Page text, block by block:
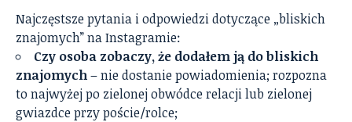
Najczęstsze pytania i odpowiedzi dotyczące „bliskich
znajomych” na Instagramie:
Czy osoba zobaczy, że dodałem ją do bliskich
znajomych– nie dostanie powiadomienia; rozpozna
to najwyżej po zielonej obwódce relacji lub zielonej
gwiazdce przy poście/rolce;